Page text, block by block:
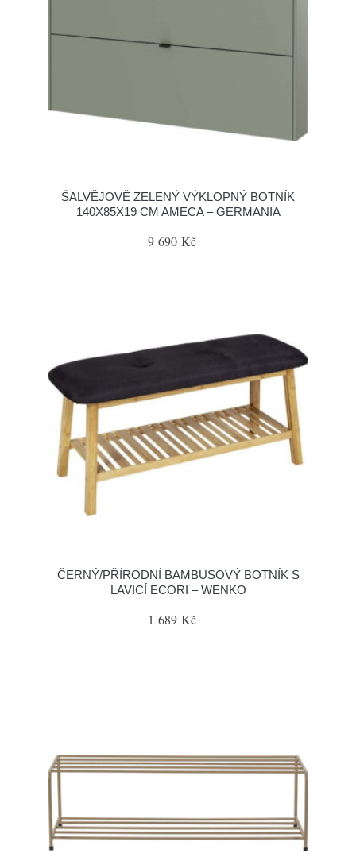
ŠALVĚJOVĚ ZELENÝ VÝKLOPNÝ BOTNÍK
140X85X19 CM AMECA – GERMANIA
9 690 Kč
ČERNÝ/PŘÍRODNÍ BAMBUSOVÝ BOTNÍK S
LAVICÍ ECORI – WENKO
1 689 Kč